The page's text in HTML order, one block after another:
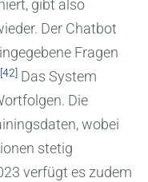
gibt also
Der Chatbot
Fragen
[42] Das System
Die
wobei
stetig
verfügt es zudem